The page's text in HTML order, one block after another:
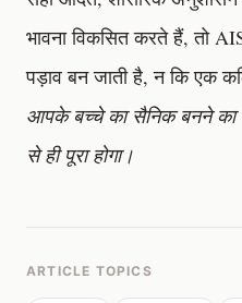
भावना विकसित करते हैं, तो
पड़ाव बन जाती है, न कि एक
आपके बच्चे का सैनिक बनने
से ही पूरा होगा।
ARTICLE TOPICS